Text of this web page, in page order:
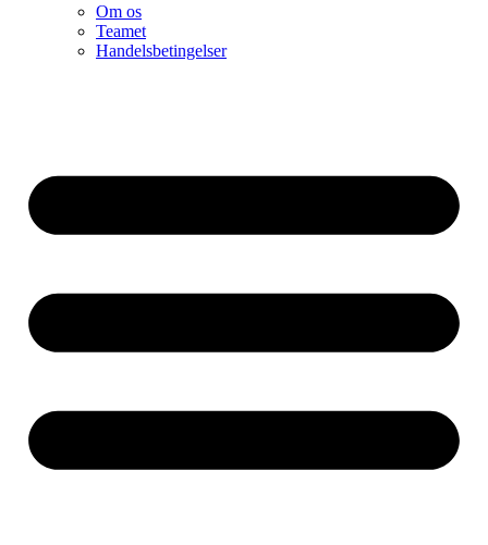
Om os
Teamet
Handelsbetingelser